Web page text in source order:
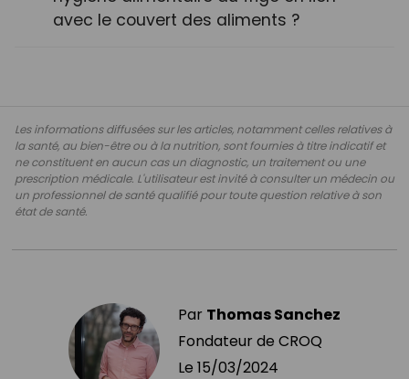
avec le couvert des aliments ?
Les informations diffusées sur les articles, notamment celles relatives à
la santé, au bien-être ou à la nutrition, sont fournies à titre indicatif et
ne constituent en aucun cas un diagnostic, un traitement ou une
prescription médicale. L'utilisateur est invité à consulter un médecin ou
un professionnel de santé qualifié pour toute question relative à son
état de santé.
Par Thomas Sanchez
Fondateur de CROQ
Le 15/03/2024